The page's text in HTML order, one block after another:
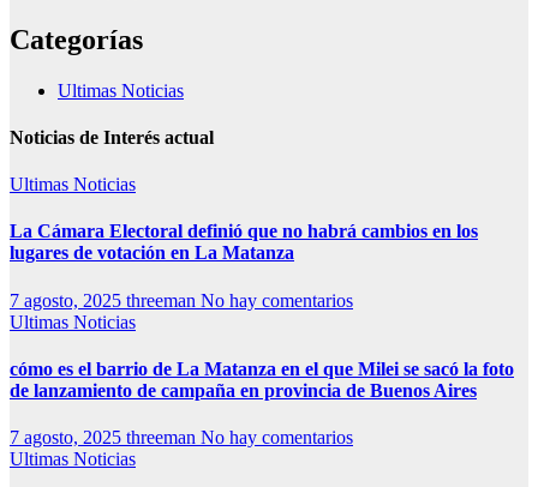
Categorías
Ultimas Noticias
Noticias de Interés actual
Ultimas Noticias
La Cámara Electoral definió que no habrá cambios en los
lugares de votación en La Matanza
7 agosto, 2025 threeman No hay comentarios
Ultimas Noticias
cómo es el barrio de La Matanza en el que Milei se sacó la foto
de lanzamiento de campaña en provincia de Buenos Aires
7 agosto, 2025 threeman No hay comentarios
Ultimas Noticias